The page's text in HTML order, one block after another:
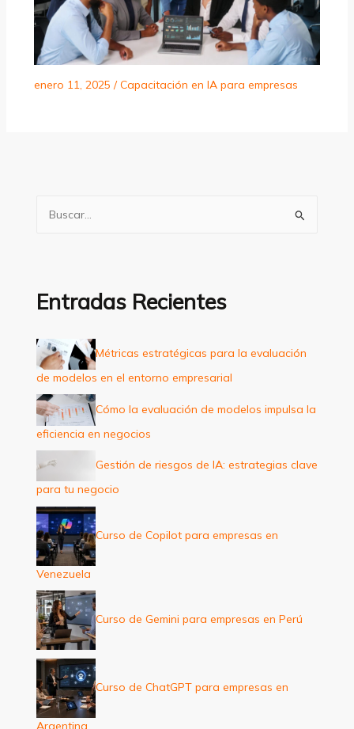
enero 11, 2025 /Capacitación en IA para empresas
a
p
o
r
:
Entradas Recientes
Métricas estratégicas para la evaluación
de modelos en el entorno empresarial
Cómo la evaluación de modelos impulsa la
eficiencia en negocios
Gestión de riesgos de IA: estrategias clave
para tu negocio
Curso de Copilot para empresas en
Venezuela
Curso de Gemini para empresas en Perú
Curso de ChatGPT para empresas en
Argentina